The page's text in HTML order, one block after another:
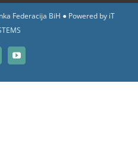
Federacija BiH ● Powered by iT
YouTube